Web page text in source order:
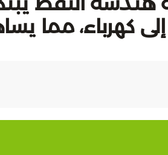
كهرباء، مما